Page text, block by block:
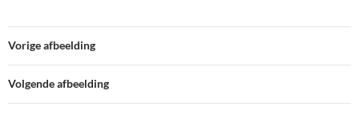
Vorige afbeelding
Volgende afbeelding